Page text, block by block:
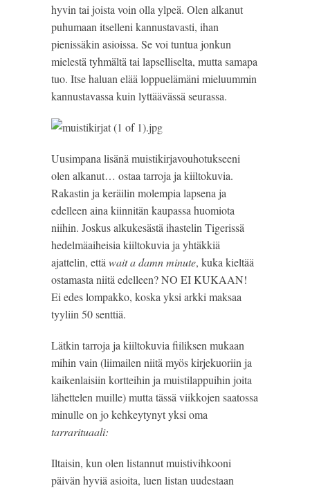
hyvin tai joista voin olla ylpeä. Olen alkanut
puhumaan itselleni kannustavasti, ihan
pienissäkin asioissa. Se voi tuntua jonkun
mielestä tyhmältä tai lapselliselta, mutta samapa
tuo. Itse haluan elää loppuelämäni mieluummin
kannustavassa kuin lyttäävässä seurassa.
Uusimpana lisänä muistikirjavouhotukseeni
olen alkanut… ostaa tarroja ja kiiltokuvia.
Rakastin ja keräilin molempia lapsena ja
edelleen aina kiinnitän kaupassa huomiota
niihin. Joskus alkukesästä ihastelin Tigerissä
hedelmäaiheisia kiiltokuvia ja yhtäkkiä
ajattelin, että wait a damn minute, kuka kieltää
ostamasta niitä edelleen? NO EI KUKAAN!
Ei edes lompakko, koska yksi arkki maksaa
tyyliin 50 senttiä.
Lätkin tarroja ja kiiltokuvia fiiliksen mukaan
mihin vain (liimailen niitä myös kirjekuoriin ja
kaikenlaisiin kortteihin ja muistilappuihin joita
lähettelen muille) mutta tässä viikkojen saatossa
tarrarituaali:
Iltaisin, kun olen listannut muistivihkooni
päivän hyviä asioita, luen listan uudestaan